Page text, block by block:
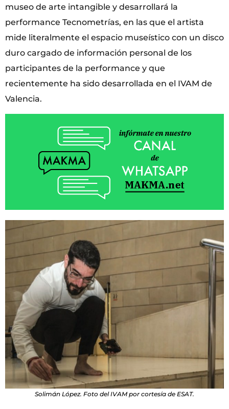
museo de arte intangible y desarrollará la
performance Tecnometrías, en las que el artista
mide literalmente el espacio museístico con un disco
duro cargado de información personal de los
participantes de la performance y que
recientemente ha sido desarrollada en el IVAM de
Valencia.
Solimán López. Foto del IVAM por cortesía de ESAT.